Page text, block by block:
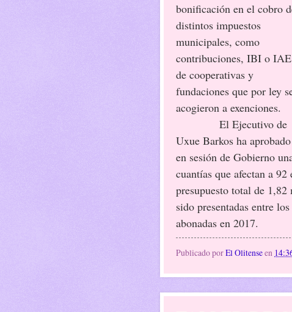
bonificación en el cobro
distintos impuestos
municipales, como
contribuciones, IBI o
de cooperativas y
fundaciones que por ley
acogieron a exenciones.
El Ejecutivo de
Uxue Barkos ha aprobado
en sesión de Gobierno
cuantías que afectan a
presupuesto total de
sido presentadas entre
abonadas en 2017.
Publicado porEl Olitenseen